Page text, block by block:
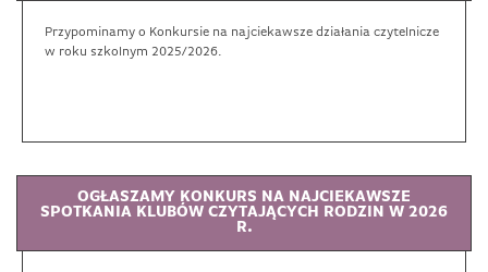
Przypominamy o Konkursie na najciekawsze działania czytelnicze
w roku szkolnym 2025/2026.
OGŁASZAMY KONKURS NA NAJCIEKAWSZE
SPOTKANIA KLUBÓW CZYTAJĄCYCH RODZIN W 2026
R.